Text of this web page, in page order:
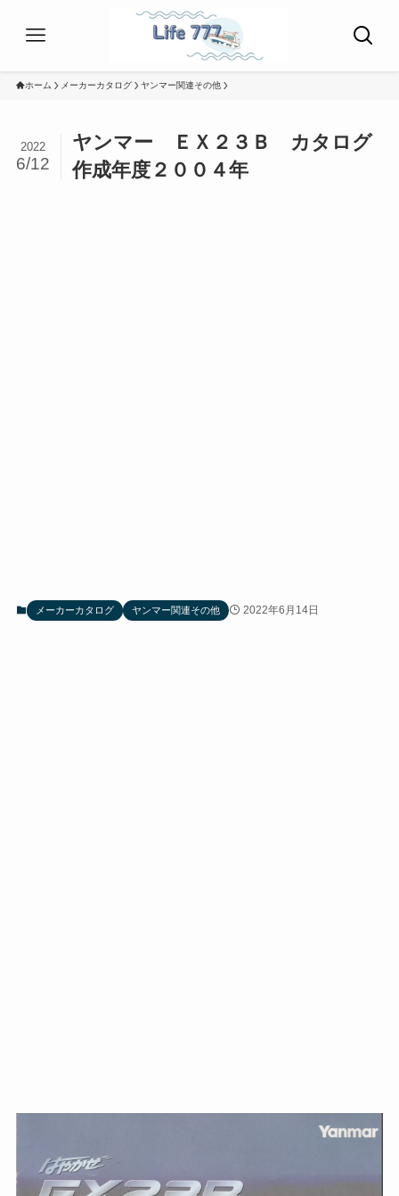
ホーム メーカーカタログ ヤンマー関連その他
ヤンマー ＥＸ２３Ｂ カタログ
作成年度２００４年
2022
6/12
メーカーカタログ ヤンマー関連その他 2022年6月14日